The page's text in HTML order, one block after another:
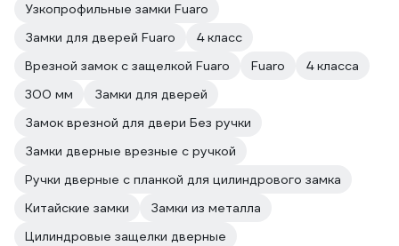
Узкопрофильные замки Fuaro
Замки для дверей Fuaro
4 класс
Врезной замок с защелкой Fuaro
Fuaro
4 класса
300 мм
Замки для дверей
Замок врезной для двери Без ручки
Замки дверные врезные с ручкой
Ручки дверные с планкой для цилиндрового замка
Китайские замки
Замки из металла
Цилиндровые защелки дверные